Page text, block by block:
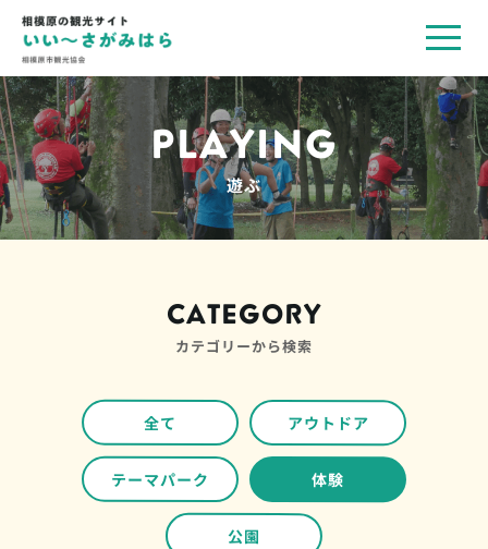
PLAYING
遊ぶ
CATEGORY
カテゴリーから検索
全て アウトドア
テーマパーク 体験
公園